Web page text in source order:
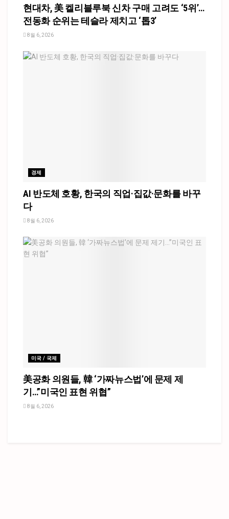
현대차, 美 켈리블루북 신차 구매 고려도 ‘5위’…
전동화 순위는 테슬라 제치고 ‘톱3’
8월 6, 2026
경제
AI 반도체 호황, 한국의 직업·집값·문화를 바꾸
다
8월 6, 2026
미국 / 국제
美공화 의원들, 韓 ‘가짜뉴스법’에 문제 제
기…”미국인 표현 위협”
8월 6, 2026